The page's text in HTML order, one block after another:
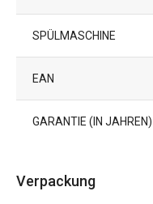
SPÜLMASCHINE
EAN
GARANTIE (IN JAHREN)
Verpackung